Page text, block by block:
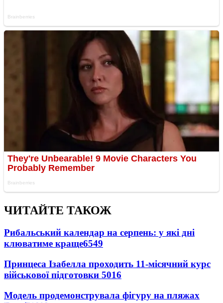
ЧИТАЙТЕ ТАКОЖ
Рибальський календар на серпень: у які дні
клюватиме краще6549
Принцеса Ізабелла проходить 11-місячний курс
військової підготовки 5016
Модель продемонструвала фігуру на пляжах